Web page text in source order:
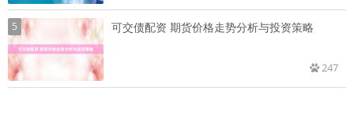
5 可交债配资 期货价格走势分析与投资策略
247